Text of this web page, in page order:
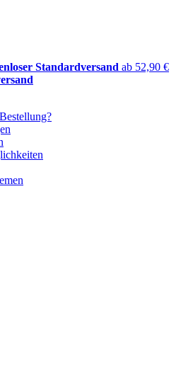
Standardversand ab 52,90 €